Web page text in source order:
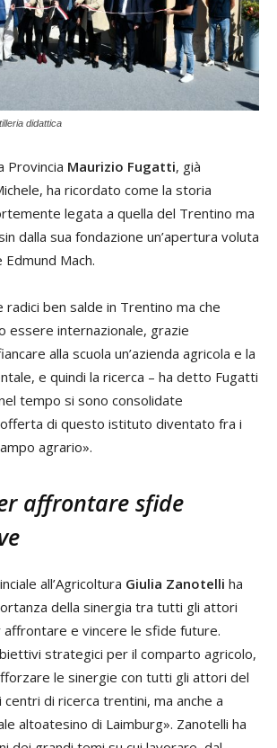
didattica
Provincia Maurizio Fugatti, già
ha ricordato come la storia
legata a quella del Trentino ma
dalla sua fondazione un’apertura voluta
Mach.
radici ben salde in Trentino ma che
essere internazionale, grazie
alla scuola un’azienda agricola e la
e quindi la ricerca – ha detto Fugatti
tempo si sono consolidate
di questo istituto diventato fra i
agrario».
affrontare sfide
all’Agricoltura Giulia Zanotelli ha
della sinergia tra tutti gli attori
e vincere le sfide future.
strategici per il comparto agricolo,
le sinergie con tutti gli attori del
di ricerca trentini, ma anche a
altoatesino di Laimburg». Zanotelli ha